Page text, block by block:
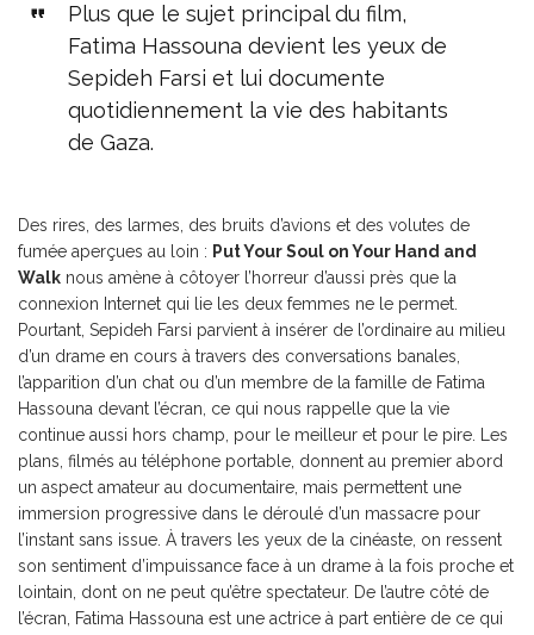
Plus que le sujet principal du film,
Fatima Hassouna devient les yeux de
Sepideh Farsi et lui documente
quotidiennement la vie des habitants
de Gaza.
Des rires, des larmes, des bruits d’avions et des volutes de
fumée aperçues au loin : Put Your Soul on Your Hand and
Walk nous amène à côtoyer l’horreur d’aussi près que la
connexion Internet qui lie les deux femmes ne le permet.
Pourtant, Sepideh Farsi parvient à insérer de l’ordinaire au milieu
d’un drame en cours à travers des conversations banales,
l’apparition d’un chat ou d’un membre de la famille de Fatima
Hassouna devant l’écran, ce qui nous rappelle que la vie
continue aussi hors champ, pour le meilleur et pour le pire. Les
plans, filmés au téléphone portable, donnent au premier abord
un aspect amateur au documentaire, mais permettent une
immersion progressive dans le déroulé d’un massacre pour
l’instant sans issue. À travers les yeux de la cinéaste, on ressent
son sentiment d’impuissance face à un drame à la fois proche et
lointain, dont on ne peut qu’être spectateur. De l’autre côté de
l’écran, Fatima Hassouna est une actrice à part entière de ce qui